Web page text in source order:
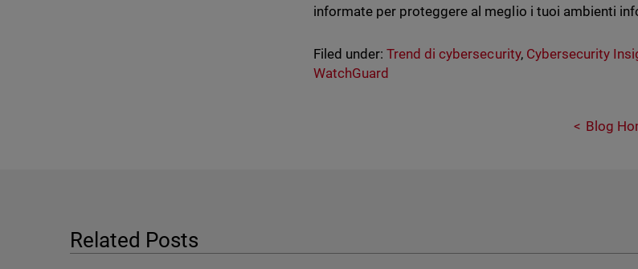
informate per proteggere al meglio i tuoi ambienti
Filed under: Trend di cybersecurity, Cybersecurity
WatchGuard
Blog
Related Posts